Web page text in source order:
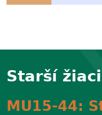
Starší
MU15-44: